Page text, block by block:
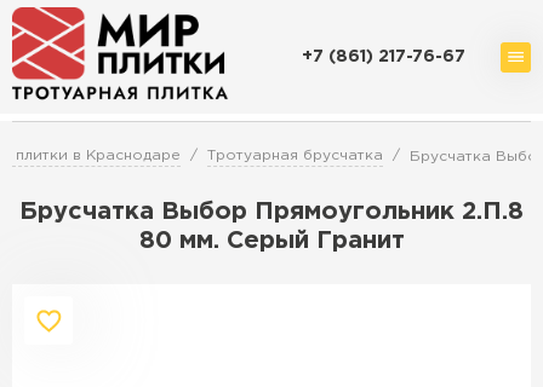
+7 (861) 217-76-67
плитки в Краснодаре Тротуарная брусчатка Брусчатка
Брусчатка Выбор Прямоугольник 2.П.8
80 мм. Серый Гранит